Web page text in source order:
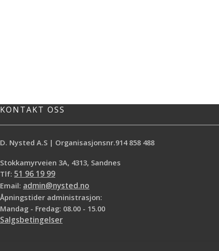
KONTAKT OSS
D. Nysted A.S | Organisasjonsnr.914 858 488
Stokkamyrveien 3A, 4313, Sandnes
Tlf: 51 96 19 99
Email: admin@nysted.no
Åpningstider administrasjon:
Mandag - Fredag: 08.00 - 15.00
Salgsbetingelser